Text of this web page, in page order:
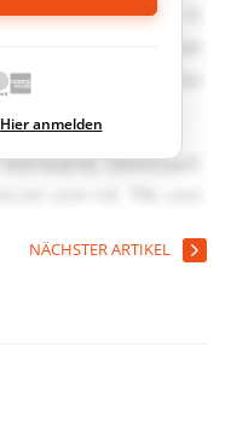
Hier anmelden
NÄCHSTER ARTIKEL